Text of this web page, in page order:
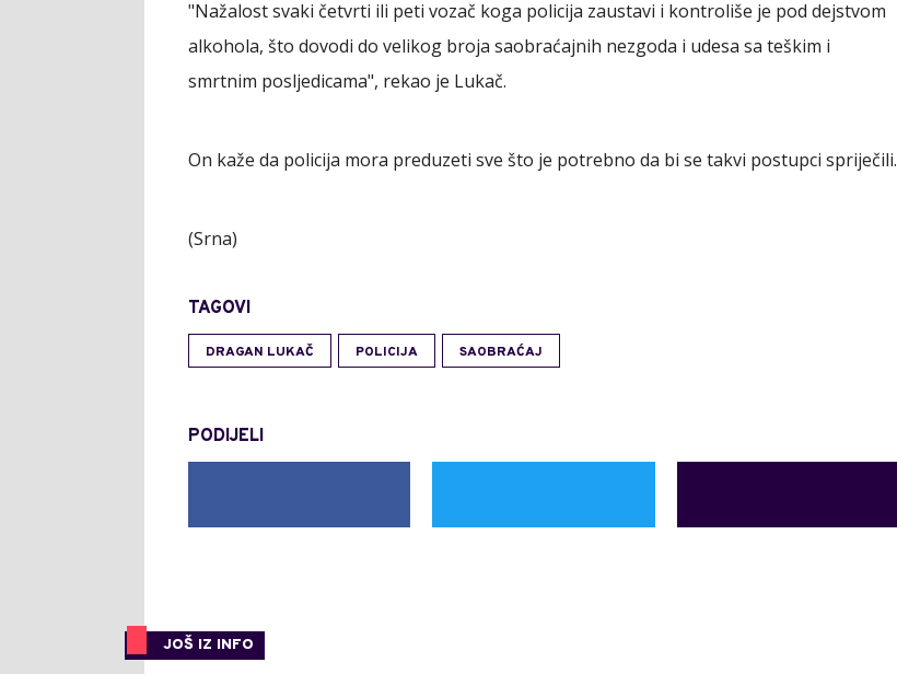
"Nažalost svaki četvrti ili peti vozač koga policija zaustavi i kontroliše je pod dejstvom
alkohola, što dovodi do velikog broja saobraćajnih nezgoda i udesa sa teškim i
smrtnim posljedicama", rekao je Lukač.
On kaže da policija mora preduzeti sve što je potrebno da bi se takvi postupci spriječili.
(Srna)
TAGOVI
DRAGAN LUKAČ POLICIJA SAOBRAĆAJ
PODIJELI
JOŠ IZ INFO